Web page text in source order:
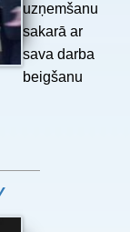
uzņemšanu
sakarā ar
sava darba
beigšanu